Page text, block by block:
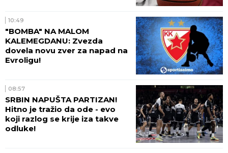
10:49
"BOMBA" NA MALOM
KALEMEGDANU: Zvezda
dovela novu zver za napad na
Evroligu!
08:57
SRBIN NAPUŠTA PARTIZAN!
Hitno je tražio da ode - evo
koji razlog se krije iza takve
odluke!